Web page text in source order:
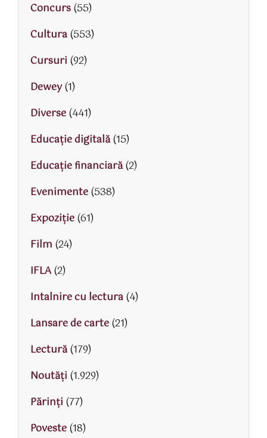
Concurs(55)
Cultura(553)
Cursuri (92)
Dewey(1)
Diverse(441)
Educaţie digitală(15)
Educaţie financiară(2)
Evenimente(538)
Expoziție(61)
Film (24)
IFLA(2)
Intalnire cu lectura(4)
Lansare de carte(21)
Lectură(179)
Noutăți (1.929)
Părinţi (77)
Poveste(18)